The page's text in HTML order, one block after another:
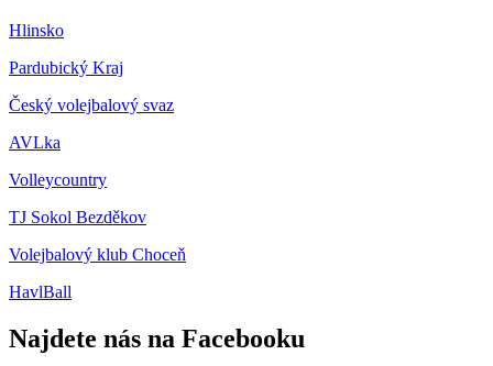
Hlinsko
Pardubický Kraj
Český volejbalový svaz
AVLka
Volleycountry
TJ Sokol Bezděkov
Volejbalový klub Choceň
HavlBall
Najdete nás na Facebooku